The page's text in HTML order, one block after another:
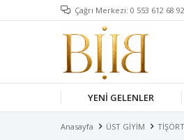
Çağrı Merkezi: 0 553 612 68 92
YENİ GELENLER
Anasayfa ÜST GİYİM TİŞÖRT